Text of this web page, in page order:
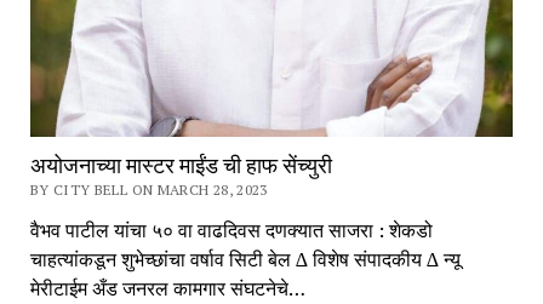
अयोजनाच्या मास्टर माईंड ची हाफ सेंच्युरी
BY CITY BELL ON MARCH 28, 2023
वैभव पाटील यांचा ५० वा वाढदिवस दणक्यात साजरा : शेकडो
चाहत्यांकडून शुभेच्छांचा वर्षाव सिटी बेल ∆ विशेष संपादकीय ∆ न्यू
मेरीटाईम अँड जनरल कामगार संघटनेचे…